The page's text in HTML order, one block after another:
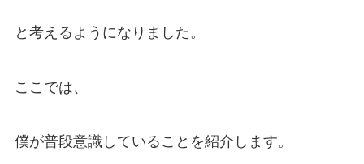
と考えるようになりました。
ここでは、
僕が普段意識していることを紹介します。